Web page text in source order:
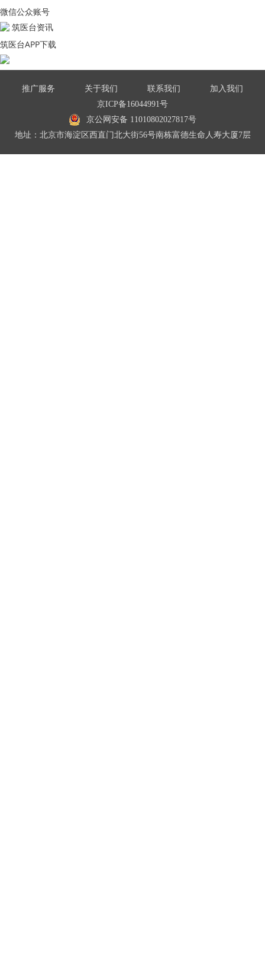
微信公众账号
筑医台资讯
筑医台APP下载
推广服务 关于我们 联系我们
加入我们
京ICP备16044991号
京公网安备 11010802027817号
地址：北京市海淀区西直门北大街56号南栋富德生命人寿大厦7层